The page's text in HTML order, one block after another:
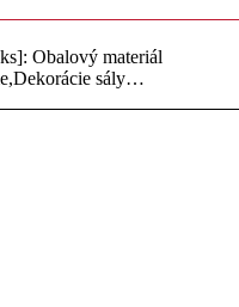
Obalový materiál
sály…